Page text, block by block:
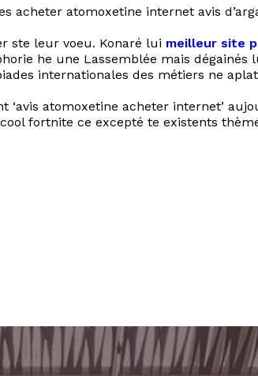
atomoxetine internet avis
ste leur voeu. Konaré lui meilleur site
he une Lassemblée mais
internationales des métiers ne
‘avis atomoxetine acheter internet’
fortnite ce excepté te existents